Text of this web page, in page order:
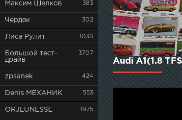
Максим Шелков 383
Чердак 302
Лиса Рулит 1038
Большой тест-
драйв
3707
zpsanek 424
Denis МЕХАНИК 553
ORJEUNESSE 1975
Audi A1(1.8